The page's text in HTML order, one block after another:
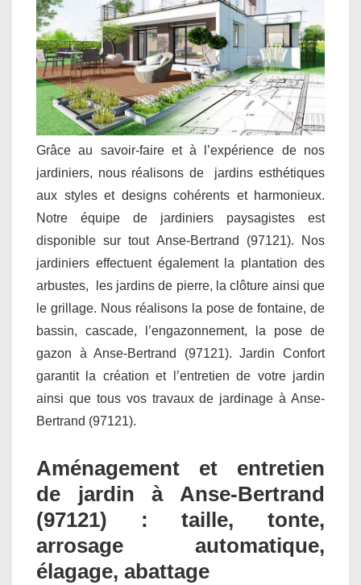
Grâce au savoir-faire et à l’expérience de nos
jardiniers, nous réalisons de jardins esthétiques
aux styles et designs cohérents et harmonieux.
Notre équipe de jardiniers paysagistes est
disponible sur tout Anse-Bertrand (97121). Nos
jardiniers effectuent également la plantation des
arbustes, les jardins de pierre, la clôture ainsi que
le grillage. Nous réalisons la pose de fontaine, de
bassin, cascade, l’engazonnement, la pose de
gazon à Anse-Bertrand (97121). Jardin Confort
garantit la création et l’entretien de votre jardin
ainsi que tous vos travaux de jardinage à Anse-
Bertrand (97121).
Aménagement et entretien
de jardin à Anse-Bertrand
(97121) : taille, tonte,
arrosage automatique,
élagage, abattage